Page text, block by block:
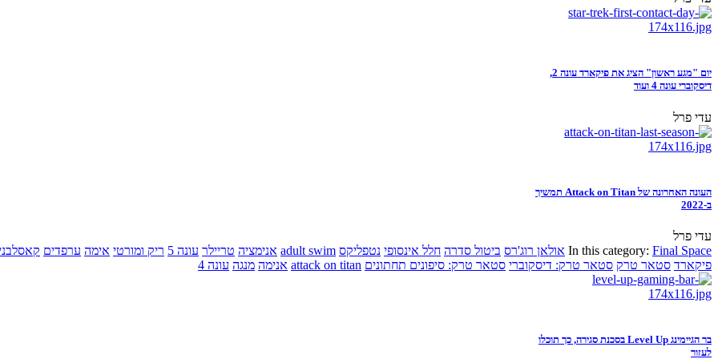
יום "מגע ראשון" הציג את פיקארד עונה 2,
דיסקוברי עונה 4 ועוד
עדי פרל
העונה האחרונה של Attack on Titan תמשיך
ב-2022
עדי פרל
In this category: Final Space אולאן רוג'רס ביטול סדרה חלל אינסופי נטפליקס adult swim אנימציה טריילר עונה 5 ריק ומורטי אימה ערפדים
פיקארד סטאר טרק סטאר טרק: דיסקוברי סטאר טרק: סיפונים תחתונים attack on titan אנימה מנגה עונה 4
בר הגיימינג Level Up בסכנת סגירה, כך תוכלו
לעזור